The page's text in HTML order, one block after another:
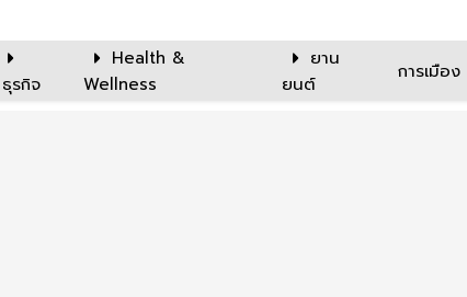
ธุรกิจ
Health &
Wellness
ยาน
ยนต์
การเมือง